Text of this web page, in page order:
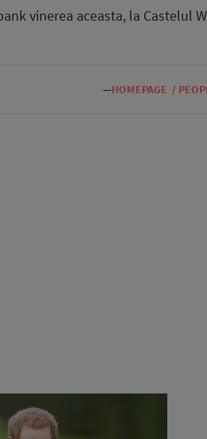
vinerea aceasta, la Castelul
—HOMEPAGE /